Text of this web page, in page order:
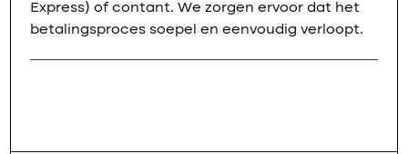
Express) of contant. We zorgen ervoor dat het
betalingsproces soepel en eenvoudig verloopt.